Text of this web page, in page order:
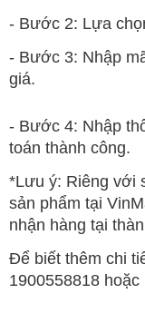
- Bước 2: Lựa
- Bước 3: Nhập
giá.
- Bước 4: Nhập
toán thành công.
*Lưu ý: Riêng với
sản phẩm tại
nhận hàng tại
Để biết thêm chi
1900558818 hoặc